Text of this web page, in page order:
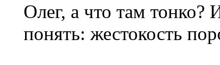
Олег, а что там тонко?
понять: жестокость